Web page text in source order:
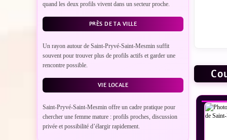
quand les deux profils vivent dans un secteur proche.
PRÈS DE TA VILLE
Un rayon autour de Saint-Pryvé-Saint-Mesmin suffit
souvent pour trouver plus de profils actifs et garder une
rencontre possible.
VIE LOCALE
Saint-Pryvé-Saint-Mesmin offre un cadre pratique pour
chercher une femme mature : profils proches, discussion
privée et possibilité d’élargir rapidement.